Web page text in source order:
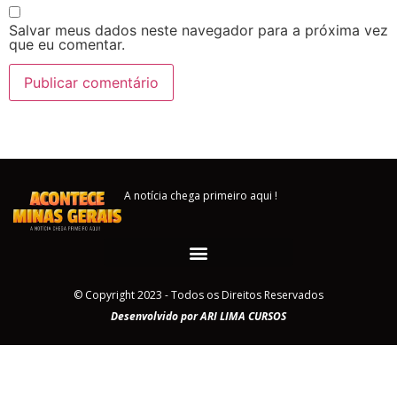
Salvar meus dados neste navegador para a próxima vez
que eu comentar.
A notícia chega primeiro aqui !
© Copyright 2023 - Todos os Direitos Reservados
Desenvolvido por ARI LIMA CURSOS